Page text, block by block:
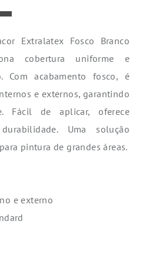
Extralatex Fosco Branco
cobertura uniforme e
Com acabamento fosco, é
e externos, garantindo
Fácil de aplicar, oferece
Uma solução
pintura de grandes áreas.
e externo